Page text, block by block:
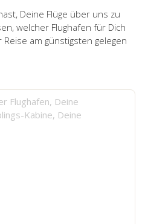
Deine Flüge über uns zu
welcher Flughafen für Dich
am günstigsten gelegen